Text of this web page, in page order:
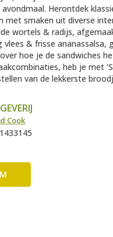
Herontdek
met smaken uit diverse
wortels & radijs,
& frisse
hoe je de sandwiches
heb je met
van de lekkerste
Cook